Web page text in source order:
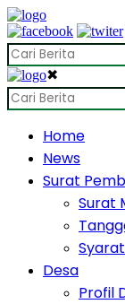
✖
Home
News
Surat
Surat
Desa
Profil